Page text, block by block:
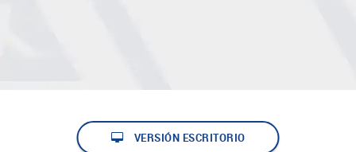
VERSIÓN ESCRITORIO